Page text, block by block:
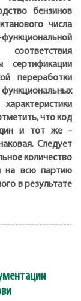
бензинов
числа
сертификации
переработки
функциональных
что код
и тот же -
Следует
количество
на всю партию
в результате